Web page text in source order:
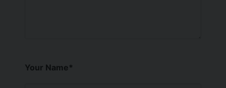
Your Name*